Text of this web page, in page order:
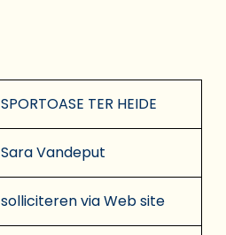
SPORTOASE TER HEIDE
Sara Vandeput
solliciteren via Web site